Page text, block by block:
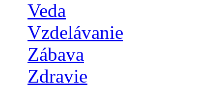
Veda
Vzdelávanie
Zábava
Zdravie